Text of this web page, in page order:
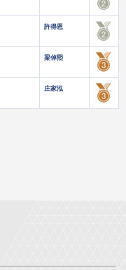
許得恩
梁倬熙
庄家泓